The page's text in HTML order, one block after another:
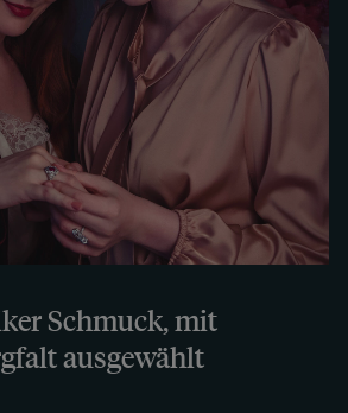
Schmuck, mit
ausgewählt